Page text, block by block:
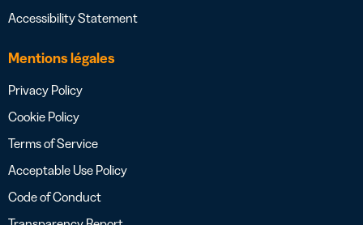
Accessibility Statement
Mentions légales
Privacy Policy
Cookie Policy
Terms of Service
Acceptable Use Policy
Code of Conduct